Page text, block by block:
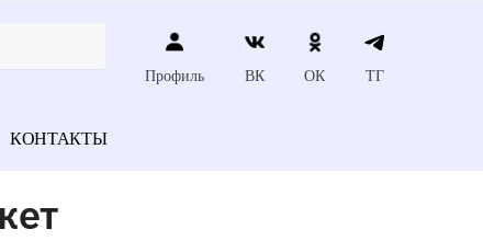
Профиль ВК ОК ТГ
КОНТАКТЫ